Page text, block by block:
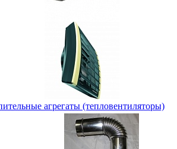
агрегаты (тепловентиляторы)